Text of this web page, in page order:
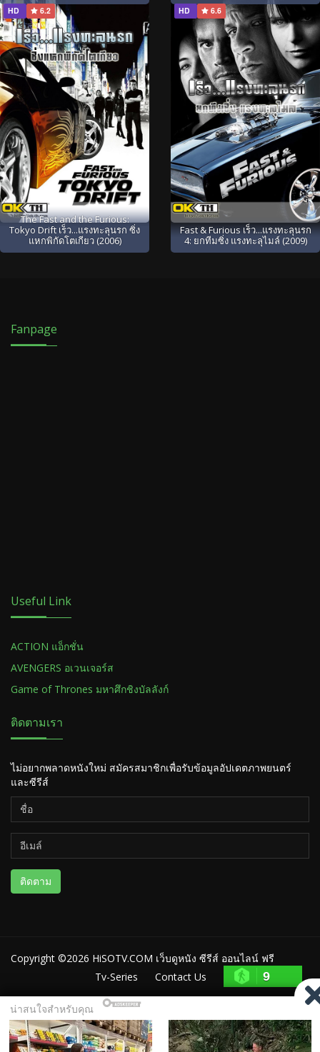
HD 6.2
The Fast and the Furious:
Tokyo Drift เร็ว...แรงทะลุนรก ซิ่ง
แหกพิกัดโตเกียว (2006)
HD 6.6
Fast & Furious เร็ว...แรงทะลุนรก
4: ยกทีมซิ่ง แรงทะลุไมล์ (2009)
Fanpage
Useful Link
ACTION แอ็กชั่น
AVENGERS อเวนเจอร์ส
Game of Thrones มหาศึกชิงบัลลังก์
ติดตามเรา
ไม่อยากพลาดหนังใหม่ สมัครสมาชิกเพื่อรับข้อมูลอัปเดตภาพยนตร์
และซีรีส์
ติดตาม
Copyright ©2026 HiSOTV.COM เว็บดูหนัง ซีรีส์ ออนไลน์ ฟรี
Tv-Series
Contact Us 9